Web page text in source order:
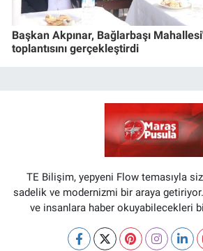
Başkan Akpınar, Bağlarbaşı
toplantısını gerçekleştirdi
TE Bilişim, yepyeni Flow temasıyla
sadelik ve modernizmi bir araya
ve insanlara haber okuyabilecekleri